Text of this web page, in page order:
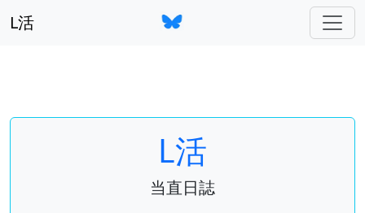
L活
L活
当直日誌